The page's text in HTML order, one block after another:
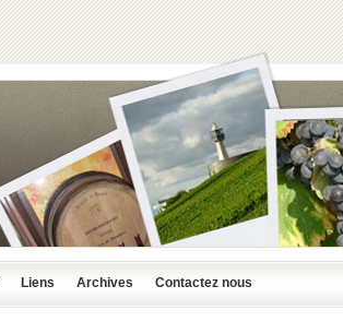
Liens Archives Contactez nous